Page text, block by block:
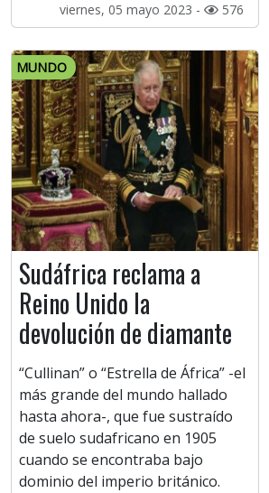
viernes, 05 mayo 2023 - 576
MUNDO
Sudáfrica reclama a
Reino Unido la
devolución de diamante
“Cullinan” o “Estrella de África” -el
más grande del mundo hallado
hasta ahora-, que fue sustraído
de suelo sudafricano en 1905
cuando se encontraba bajo
dominio del imperio británico.